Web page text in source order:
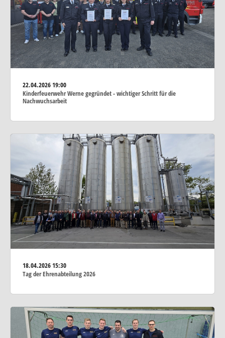
22.04.202619:00
Kinderfeuerwehr Werne gegründet - wichtiger Schritt für die
Nachwuchsarbeit
18.04.202615:30
Tag der Ehrenabteilung 2026